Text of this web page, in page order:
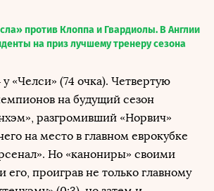
против Клоппа и Гвардиолы. В Англии
на приз лучшему тренеру сезона
«Челси» (74 очка). Четвертую
на будущий сезон
разгромивший «Норвич»
на место в главном еврокубке
Но «канониры» своими
его, проиграв не только главному